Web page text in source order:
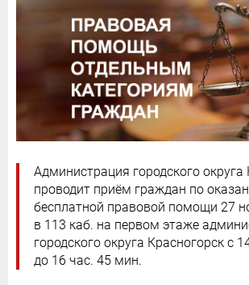
Администрация городского округа
проводит приём граждан по
бесплатной правовой помощи 27
в 113 каб. на первом этаже
городского округа Красногорск с
до 16 час. 45 мин.